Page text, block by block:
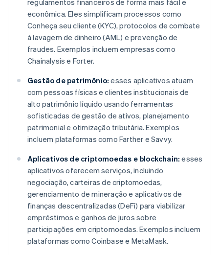
regulamentos financeiros de forma mais fácil e
econômica. Eles simplificam processos como
Conheça seu cliente (KYC), protocolos de combate
à lavagem de dinheiro (AML) e prevenção de
fraudes. Exemplos incluem empresas como
Chainalysis e Forter.
Gestão de patrimônio: esses aplicativos atuam
com pessoas físicas e clientes institucionais de
alto patrimônio líquido usando ferramentas
sofisticadas de gestão de ativos, planejamento
patrimonial e otimização tributária. Exemplos
incluem plataformas como Farther e Savvy.
Aplicativos de criptomoedas e blockchain: esses
aplicativos oferecem serviços, incluindo
negociação, carteiras de criptomoedas,
gerenciamento de mineração e aplicativos de
finanças descentralizadas (DeFi) para viabilizar
empréstimos e ganhos de juros sobre
participações em criptomoedas. Exemplos incluem
plataformas como Coinbase e MetaMask.